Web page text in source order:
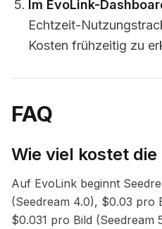
Im EvoLink-
Echtzeit-
Kosten frühzeitig zu
FAQ
Wie viel kostet die
Auf EvoLink beginnt
(Seedream 4.0), $0.03 pro
$0.031 pro Bild (Seedream